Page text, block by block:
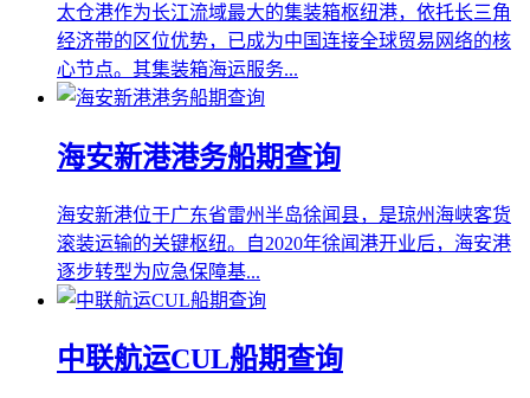
太仓港作为长江流域最大的集装箱枢纽港，依托长三角
经济带的区位优势，已成为中国连接全球贸易网络的核
心节点。其集装箱海运服务...
海安新港港务船期查询
海安新港位于广东省雷州半岛徐闻县，是琼州海峡客货
滚装运输的关键枢纽。自2020年徐闻港开业后，海安港
逐步转型为应急保障基...
中联航运CUL船期查询